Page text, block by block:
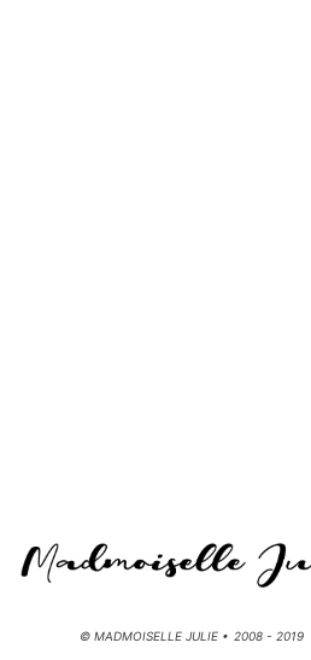
© MADMOISELLE JULIE • 2008 - 2019